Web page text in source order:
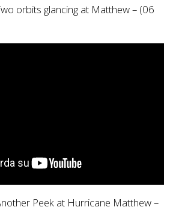
orbits glancing at Matthew – (06
Peek at Hurricane Matthew –